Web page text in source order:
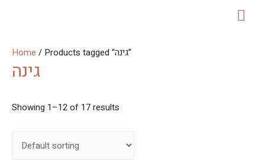
Home / Products tagged “גינה”
גינה
Showing 1–12 of 17 results